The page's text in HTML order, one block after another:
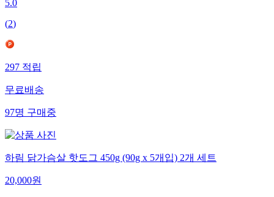
5.0
(2)
297적립
무료배송
97명구매중
하림 닭가슴살 핫도그 450g (90g x 5개입) 2개 세트
20,000원